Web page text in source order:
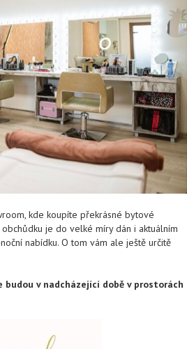
kde koupíte překrásné bytové
je do velké míry dán i aktuálním
nabídku. O tom vám ale ještě určitě
v nadcházející době v prostorách